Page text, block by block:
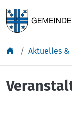
Aktuelles &